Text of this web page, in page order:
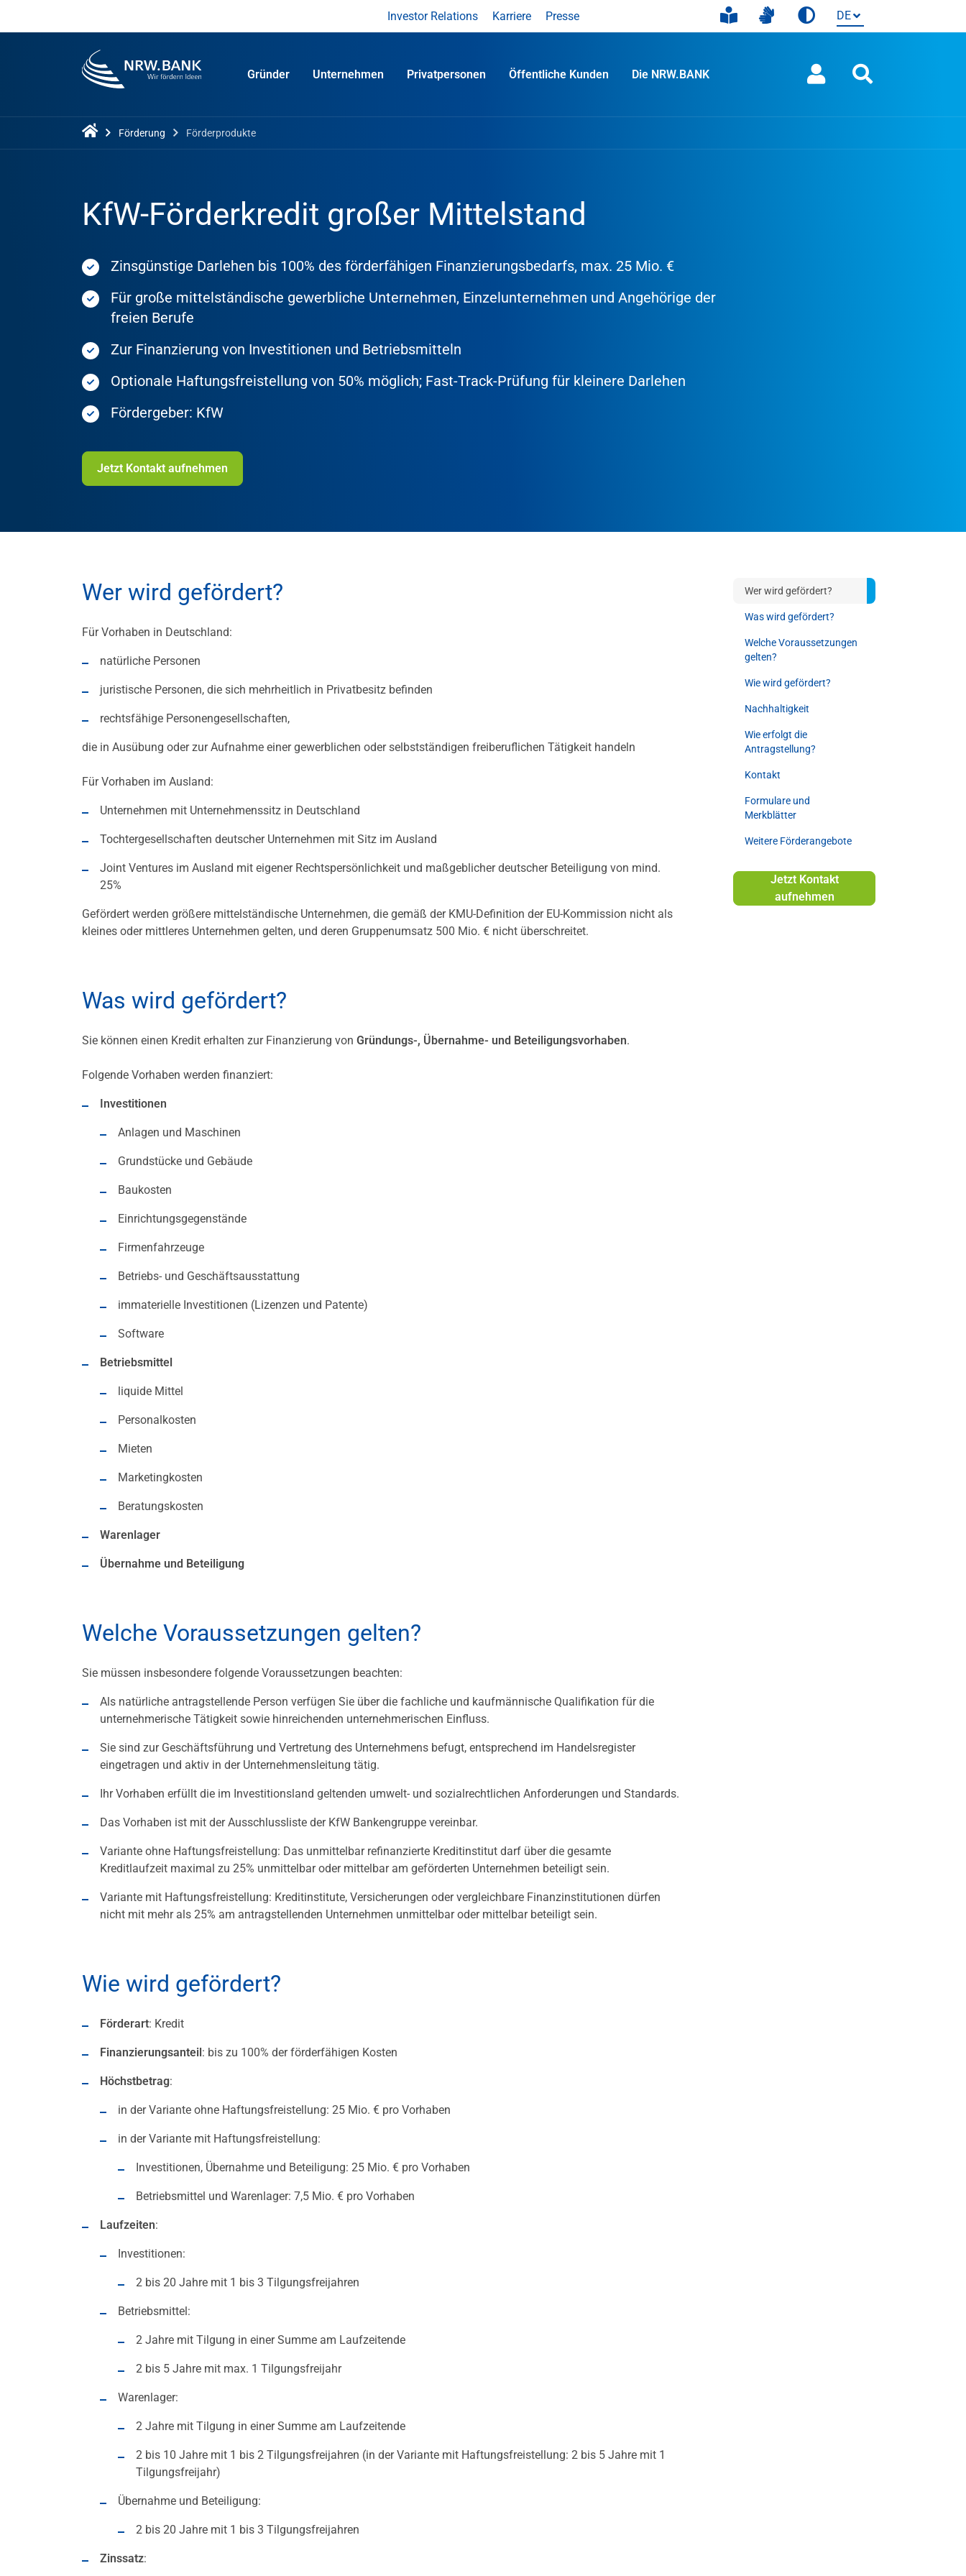
Investor Relations Karriere Presse
Gründer Unternehmen Privatpersonen Öffentliche Kunden Die NRW.BANK
Förderung Förderprodukte
KfW-Förderkredit großer Mittelstand
Zinsgünstige Darlehen bis 100% des förderfähigen Finanzierungsbedarfs, max. 25 Mio. €
Für große mittelständische gewerbliche Unternehmen, Einzelunternehmen und Angehörige der
freien Berufe
Zur Finanzierung von Investitionen und Betriebsmitteln
Optionale Haftungsfreistellung von 50% möglich; Fast-Track-Prüfung für kleinere Darlehen
Fördergeber: KfW
Jetzt Kontakt aufnehmen
Wer wird gefördert?
Für Vorhaben in Deutschland:
natürliche Personen
juristische Personen, die sich mehrheitlich in Privatbesitz befinden
rechtsfähige Personengesellschaften,
die in Ausübung oder zur Aufnahme einer gewerblichen oder selbstständigen freiberuflichen Tätigkeit handeln
Für Vorhaben im Ausland:
Unternehmen mit Unternehmenssitz in Deutschland
Tochtergesellschaften deutscher Unternehmen mit Sitz im Ausland
Joint Ventures im Ausland mit eigener Rechtspersönlichkeit und maßgeblicher deutscher Beteiligung von mind.
25%
Gefördert werden größere mittelständische Unternehmen, die gemäß der KMU-Definition der EU-Kommission nicht als
kleines oder mittleres Unternehmen gelten, und deren Gruppenumsatz 500 Mio. € nicht überschreitet.
Was wird gefördert?
Sie können einen Kredit erhalten zur Finanzierung von Gründungs-, Übernahme- und Beteiligungsvorhaben.
Folgende Vorhaben werden finanziert:
Investitionen
Anlagen und Maschinen
Grundstücke und Gebäude
Baukosten
Einrichtungsgegenstände
Firmenfahrzeuge
Betriebs- und Geschäftsausstattung
immaterielle Investitionen (Lizenzen und Patente)
Software
Betriebsmittel
liquide Mittel
Personalkosten
Mieten
Marketingkosten
Beratungskosten
Warenlager
Übernahme und Beteiligung
Welche Voraussetzungen gelten?
Sie müssen insbesondere folgende Voraussetzungen beachten:
Als natürliche antragstellende Person verfügen Sie über die fachliche und kaufmännische Qualifikation für die
unternehmerische Tätigkeit sowie hinreichenden unternehmerischen Einfluss.
Sie sind zur Geschäftsführung und Vertretung des Unternehmens befugt, entsprechend im Handelsregister
eingetragen und aktiv in der Unternehmensleitung tätig.
Ihr Vorhaben erfüllt die im Investitionsland geltenden umwelt- und sozialrechtlichen Anforderungen und Standards.
Das Vorhaben ist mit der Ausschlussliste der KfW Bankengruppe vereinbar.
Variante ohne Haftungsfreistellung: Das unmittelbar refinanzierte Kreditinstitut darf über die gesamte
Kreditlaufzeit maximal zu 25% unmittelbar oder mittelbar am geförderten Unternehmen beteiligt sein.
Variante mit Haftungsfreistellung: Kreditinstitute, Versicherungen oder vergleichbare Finanzinstitutionen dürfen
nicht mit mehr als 25% am antragstellenden Unternehmen unmittelbar oder mittelbar beteiligt sein.
Wie wird gefördert?
Förderart: Kredit
Finanzierungsanteil: bis zu 100% der förderfähigen Kosten
Höchstbetrag:
in der Variante ohne Haftungsfreistellung: 25 Mio. € pro Vorhaben
in der Variante mit Haftungsfreistellung:
Investitionen, Übernahme und Beteiligung: 25 Mio. € pro Vorhaben
Betriebsmittel und Warenlager: 7,5 Mio. € pro Vorhaben
Laufzeiten:
Investitionen:
2 bis 20 Jahre mit 1 bis 3 Tilgungsfreijahren
Betriebsmittel:
2 Jahre mit Tilgung in einer Summe am Laufzeitende
2 bis 5 Jahre mit max. 1 Tilgungsfreijahr
Warenlager:
2 Jahre mit Tilgung in einer Summe am Laufzeitende
2 bis 10 Jahre mit 1 bis 2 Tilgungsfreijahren (in der Variante mit Haftungsfreistellung: 2 bis 5 Jahre mit 1
Tilgungsfreijahr)
Übernahme und Beteiligung:
2 bis 20 Jahre mit 1 bis 3 Tilgungsfreijahren
Zinssatz:
Jetzt Kontakt
aufnehmen
Wer wird gefördert?
Was wird gefördert?
Welche Voraussetzungen
gelten?
Wie wird gefördert?
Nachhaltigkeit
Wie erfolgt die
Antragstellung?
Kontakt
Formulare und
Merkblätter
Weitere Förderangebote